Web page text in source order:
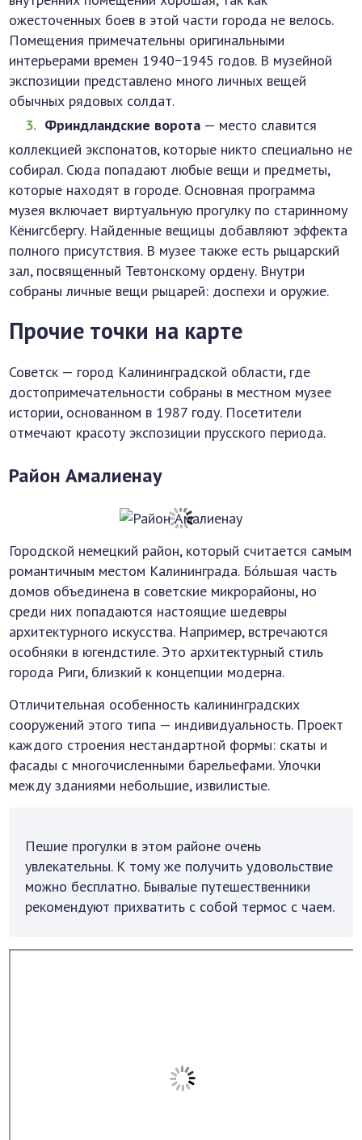
ожесточенных боев в этой части города не велось.
Помещения примечательны оригинальными
интерьерами времен 1940−1945 годов. В музейной
экспозиции представлено много личных вещей
обычных рядовых солдат.
Фриндландские ворота — место славится
коллекцией экспонатов, которые никто специально не
собирал. Сюда попадают любые вещи и предметы,
которые находят в городе. Основная программа
музея включает виртуальную прогулку по старинному
Кёнигсбергу. Найденные вещицы добавляют эффекта
полного присутствия. В музее также есть рыцарский
зал, посвященный Тевтонскому ордену. Внутри
собраны личные вещи рыцарей: доспехи и оружие.
Прочие точки на карте
Советск — город Калининградской области, где
достопримечательности собраны в местном музее
истории, основанном в 1987 году. Посетители
отмечают красоту экспозиции прусского периода.
Район Амалиенау
Городской немецкий район, который считается самым
романтичным местом Калининграда. Бо́льшая часть
домов объединена в советские микрорайоны, но
среди них попадаются настоящие шедевры
архитектурного искусства. Например, встречаются
особняки в югендстиле. Это архитектурный стиль
города Риги, близкий к концепции модерна.
Отличительная особенность калининградских
сооружений этого типа — индивидуальность. Проект
каждого строения нестандартной формы: скаты и
фасады с многочисленными барельефами. Улочки
между зданиями небольшие, извилистые.
Пешие прогулки в этом районе очень
увлекательны. К тому же получить удовольствие
можно бесплатно. Бывалые путешественники
рекомендуют прихватить с собой термос с чаем.